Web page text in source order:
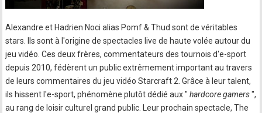
Alexandre et Hadrien Noci alias Pomf & Thud sont de véritables
stars. Ils sont à l'origine de spectacles live de haute volée autour du
jeu vidéo. Ces deux frères, commentateurs des tournois d'e-sport
depuis 2010, fédèrent un public extrêmement important au travers
de leurs commentaires du jeu vidéo Starcraft 2. Grâce à leur talent,
ils hissent l'e-sport, phénomène plutôt dédié aux " hardcore gamers",
au rang de loisir culturel grand public. Leur prochain spectacle, The